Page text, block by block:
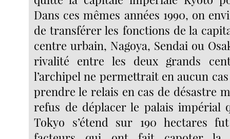
Dans ces mêmes années 1990, on
de transférer les fonctions de la
centre urbain, Nagoya, Sendai ou
rivalité entre les deux grands
l’archipel ne permettrait en aucun cas
prendre le relais en cas de désastre
refus de déplacer le palais impérial
Tokyo s’étend sur 190 hectares